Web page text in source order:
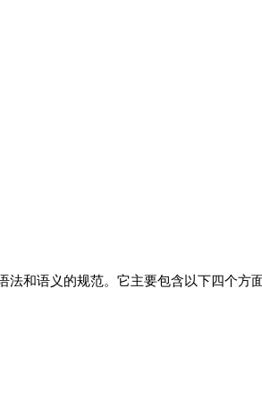
法和语义的规范。它主要包含以下四个方